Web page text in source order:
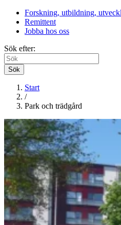
Forskning, utbildning,
Remittent
Jobba hos oss
Sök efter:
Sök
Start
/
Park och trädgård